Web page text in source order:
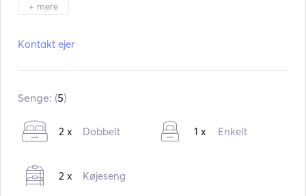
+ mere
Ombygning i:
Brændstoftype:Diesel
Vandkapacitet:600 L
Kontakt ejer
Senge: (5)
2 x Dobbelt 1 x Enkelt
2 x Køjeseng